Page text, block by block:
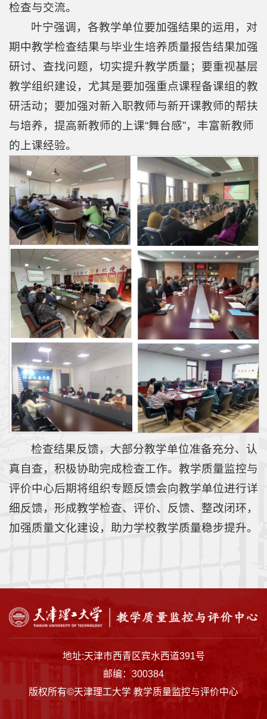
检查与交流。
叶宁强调，各教学单位要加强结果的运用，对
期中教学检查结果与毕业生培养质量报告结果加强
研讨、查找问题，切实提升教学质量；要重视基层
教学组织建设，尤其是要加强重点课程备课组的教
研活动；要加强对新入职教师与新开课教师的帮扶
与培养，提高新教师的上课“舞台感”，丰富新教师
的上课经验。
检查结果反馈，大部分教学单位准备充分、认
真自查，积极协助完成检查工作。教学质量监控与
评价中心后期将组织专题反馈会向教学单位进行详
细反馈，形成教学检查、评价、反馈、整改闭环，
加强质量文化建设，助力学校教学质量稳步提升。
地址:天津市西青区宾水西道391号
邮编：300384
版权所有©天津理工大学 教学质量监控与评价中心